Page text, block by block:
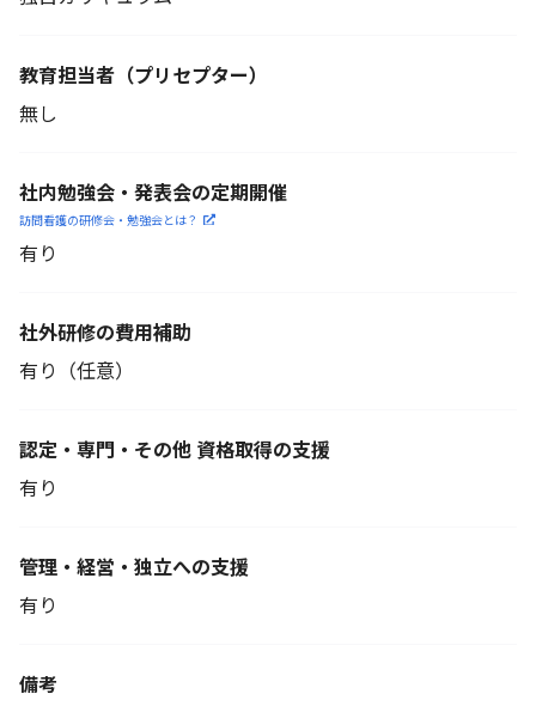
教育担当者 （プリセプター）
無し
社内勉強会・発表会の定期開催
訪問看護の研修会・勉強会とは？
有り
社外研修の費用補助
有り（任意）
認定・専門・その他 資格取得の支援
有り
管理・経営・独立への支援
有り
備考